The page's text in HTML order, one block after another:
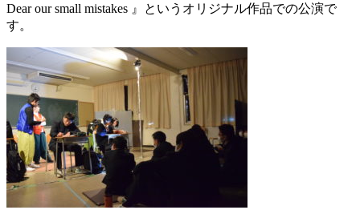
Dear our small mistakes 』というオリジナル作品での公演で
す。